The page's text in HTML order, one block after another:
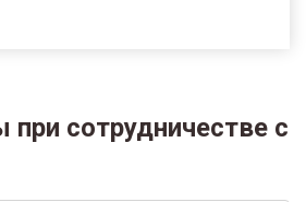
сотрудничестве с